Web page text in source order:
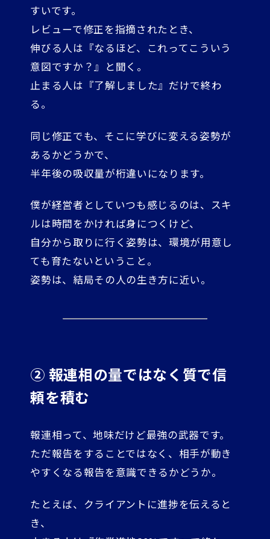
すいです。
レビューで修正を指摘されたとき、
伸びる人は『なるほど、これってこういう
意図ですか？』と聞く。
止まる人は『了解しました』だけで終わ
る。
同じ修正でも、そこに学びに変える姿勢が
あるかどうかで、
半年後の吸収量が桁違いになります。
僕が経営者としていつも感じるのは、スキ
ルは時間をかければ身につくけど、
自分から取りに行く姿勢は、環境が用意し
ても育たないということ。
姿勢は、結局その人の生き方に近い。
② 報連相の量ではなく質で信
頼を積む
報連相って、地味だけど最強の武器です。
ただ報告をすることではなく、相手が動き
やすくなる報告を意識できるかどうか。
たとえば、クライアントに進捗を伝えると
き、